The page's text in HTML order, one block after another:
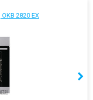
2820 EX